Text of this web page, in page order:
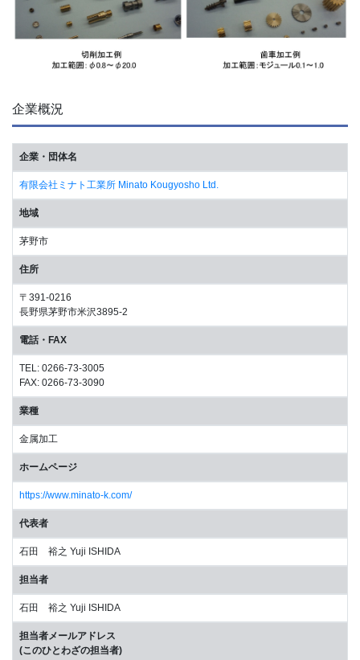
企業概況
企業・団体名
有限会社ミナト工業所 Minato Kougyosho Ltd.
地域
茅野市
住所
〒391-0216
長野県茅野市米沢3895-2
電話・FAX
TEL: 0266-73-3005
FAX: 0266-73-3090
業種
金属加工
ホームページ
https://www.minato-k.com/
代表者
石田 裕之 Yuji ISHIDA
担当者
石田 裕之 Yuji ISHIDA
担当者メールアドレス
(このひとわざの担当者)